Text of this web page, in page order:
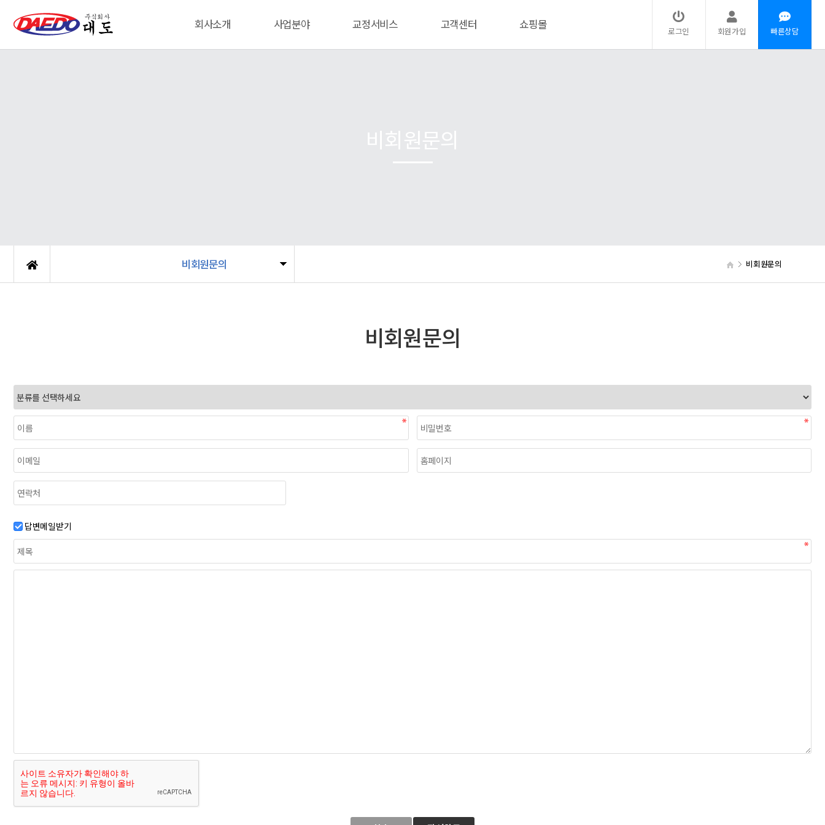
회사소개 사업분야 교정서비스 고객센터 쇼핑몰 로그인 회원가입 빠른상담
비회원문의 비회원문의
비회원문의
답변메일받기